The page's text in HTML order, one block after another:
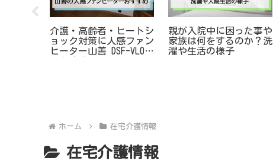
介護・高齢者・ヒートシ
ョック対策に人感ファン
ヒーター山善 DSF-VL085
親が入院中に困った事や
家族は何をするのか？洗
濯や生活の様子
ホーム 在宅介護情報
在宅介護情報